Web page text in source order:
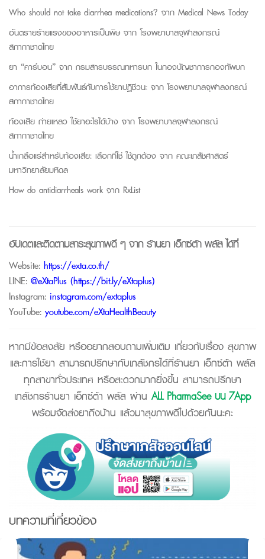
Who should not take diarrhea medications? จาก Medical News Today
อันตรายร้ายแรงของอาหารเป็นพิษ จากโรงพยาบาลจุฬาลงกรณ์
สภากาชาดไทย
ยา “คาร์บอน” จาก กรมสารบรรณทหารบก ในกองบัญชาการกองทัพบก
อาการท้องเสียที่สัมพันธ์กับการใช้ยาปฏิชีวนะ จากโรงพยาบาลจุฬาลงกรณ์
สภากาชาดไทย
ท้องเสีย ถ่ายเหลว ใช้ยาอะไรได้บ้าง จากโรงพยาบาลจุฬาลงกรณ์
สภากาชาดไทย
น้ำเกลือแร่สำหรับท้องเสีย: เลือกที่ใช่ ใช้ถูกต้อง จาก คณะเภสัชศาสตร์
มหาวิทยาลัยมหิดล
How do antidiarrheals work จาก RxList
อัปเดตและติดตามสาระสุขภาพดี ๆ จากร้านยา เอ็กซ์ต้า พลัสได้ที่
Website: https://exta.co.th/
LINE: @eXtaPlus (https://bit.ly/eXtaplus)
Instagram: instagram.com/extaplus
YouTube: youtube.com/eXtaHealthBeauty
หากมีข้อสงสัย หรืออยากสอบถามเพิ่มเติม เกี่ยวกับเรื่อง สุขภาพ
และการใช้ยา สามารถปรึกษากับเภสัชกรได้ที่ร้านยา เอ็กซ์ต้า พลัส
ทุกสาขาทั่วประเทศ หรือสะดวกมากยิ่งขึ้น สามารถปรึกษา
เภสัชกรร้านยา เอ็กซ์ต้า พลัส ผ่าน ALL PharmaSee บน 7App
พร้อมจัดส่งยาถึงบ้าน แล้วมาสุขภาพดีไปด้วยกันนะคะ
บทความที่เกี่ยวข้อง